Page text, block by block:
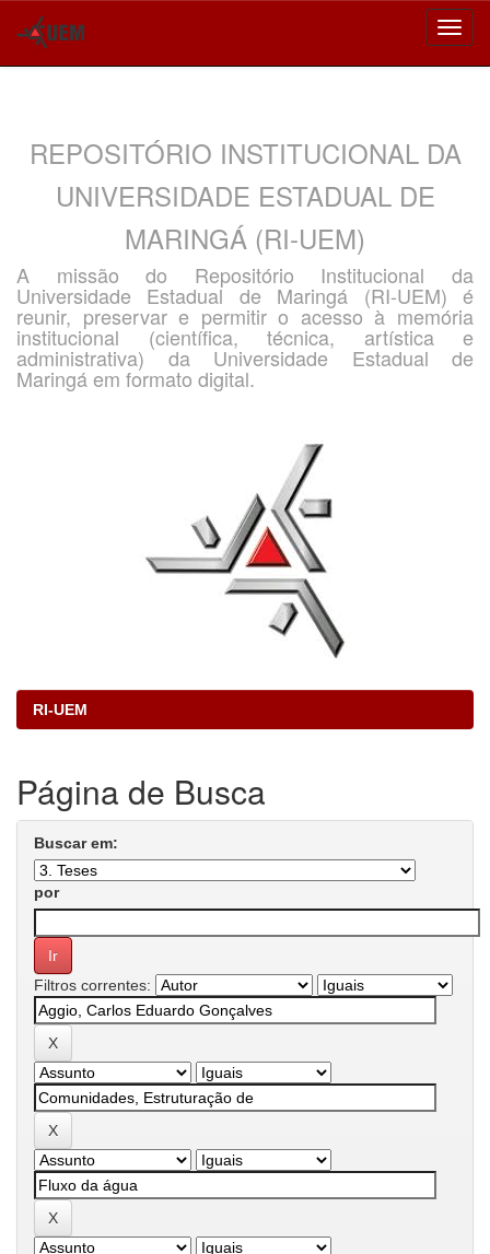
REPOSITÓRIO INSTITUCIONAL DA
UNIVERSIDADE ESTADUAL DE
MARINGÁ (RI-UEM)
A missão do Repositório Institucional da
Universidade Estadual de Maringá (RI-UEM) é
reunir, preservar e permitir o acesso à memória
institucional (científica, técnica, artística e
administrativa) da Universidade Estadual de
Maringá em formato digital.
RI-UEM
Página de Busca
Buscar em:
por
Filtros correntes: